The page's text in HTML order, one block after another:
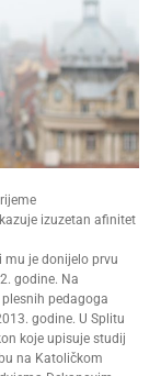
izuzetan afinitet
je donijelo prvu
godine. Na
pedagoga
godine. U Splitu
koje upisuje studij
na Katoličkom